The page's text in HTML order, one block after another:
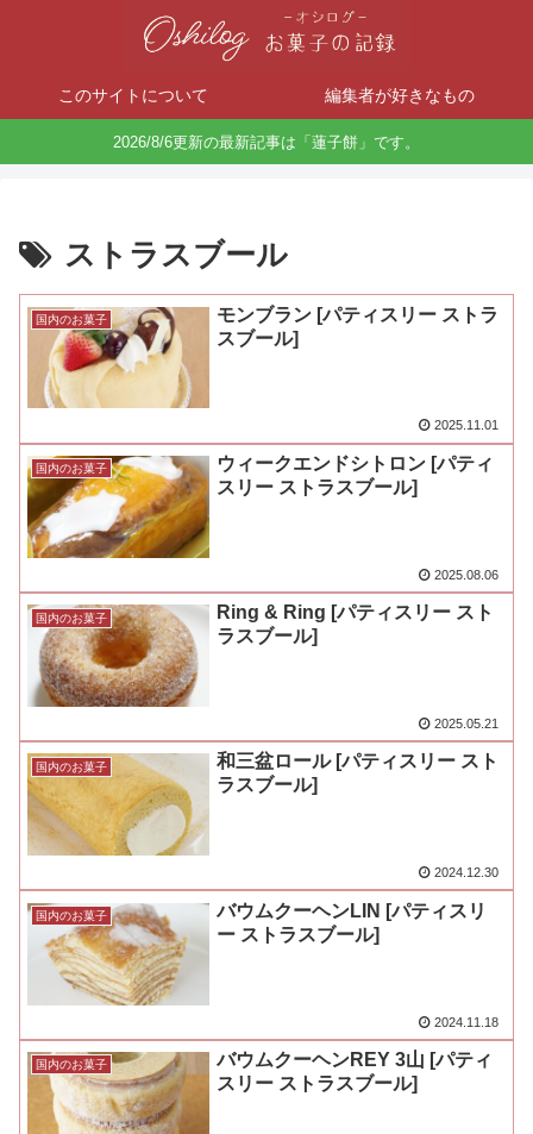
このサイトについて 編集者が好きなもの
2026/8/6更新の最新記事は「蓮子餅」です。
ストラスブール
国内のお菓子
モンブラン [パティスリー ストラ
スブール]
2025.11.01
国内のお菓子
ウィークエンドシトロン [パティ
スリー ストラスブール]
2025.08.06
国内のお菓子
Ring & Ring [パティスリー スト
ラスブール]
2025.05.21
国内のお菓子
和三盆ロール [パティスリー スト
ラスブール]
2024.12.30
国内のお菓子
バウムクーヘンLIN [パティスリ
ー ストラスブール]
2024.11.18
国内のお菓子
バウムクーヘンREY 3山 [パティ
スリー ストラスブール]